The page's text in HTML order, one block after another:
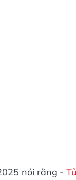
nói rằng - Tử